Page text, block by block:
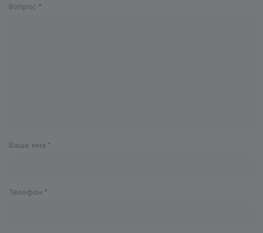
Вопрос *
Ваше имя *
Телефон *